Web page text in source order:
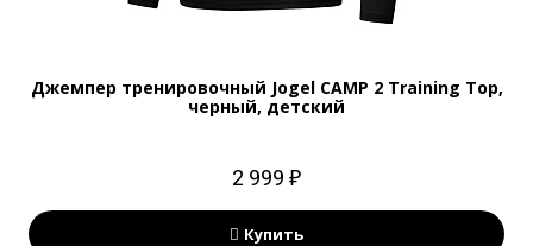
Джемпер тренировочный Jogel CAMP 2 Training Top,
черный, детский
2 999 ₽
Купить